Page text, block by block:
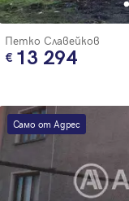
Петко Славейков
13 294
Само от Адрес